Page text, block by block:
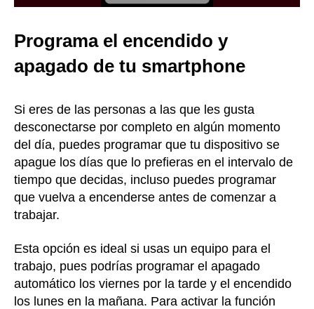
Programa el encendido y
apagado de tu smartphone
Si eres de las personas a las que les gusta
desconectarse por completo en algún momento
del día, puedes programar que tu dispositivo se
apague los días que lo prefieras en el intervalo de
tiempo que decidas, incluso puedes programar
que vuelva a encenderse antes de comenzar a
trabajar.
Esta opción es ideal si usas un equipo para el
trabajo, pues podrías programar el apagado
automático los viernes por la tarde y el encendido
los lunes en la mañana. Para activar la función